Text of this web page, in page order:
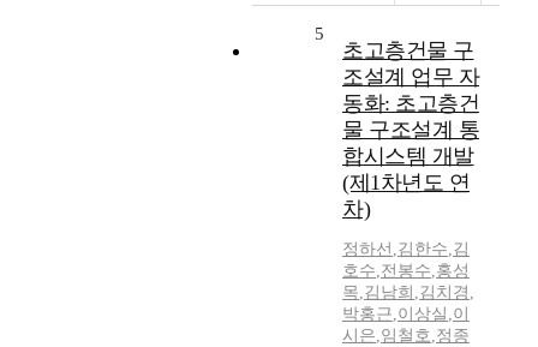
5
초고층건물 구
조설계 업무 자
동화: 초고층건
물 구조설계 통
합시스템 개발
(제1차년도 연
차)
정하선 ,김한수,김
호수,전봉수,홍성
목,김남희 ,김치경 ,
박홍근,이상실 ,이
시은,임철호,정종